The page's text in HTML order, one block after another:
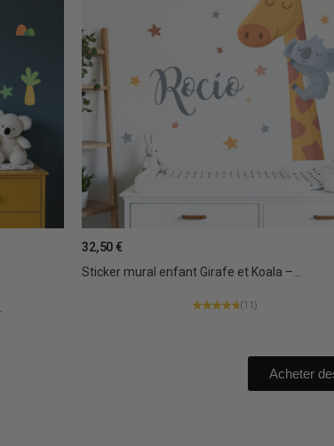
Sticker mural enfant Girafe et Koala –...
32,50 €
(11)
Acheter